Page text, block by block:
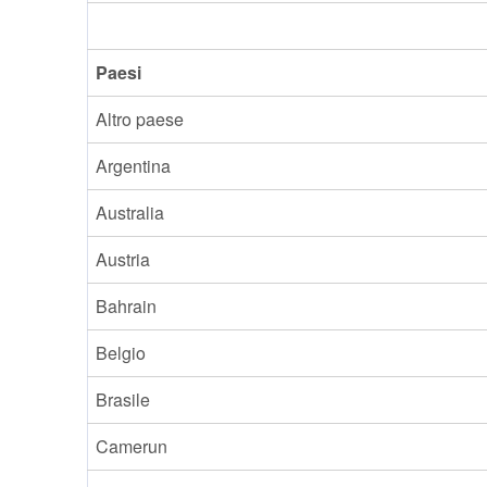
Paesi
Altro paese
Argentina
Australia
Austria
Bahrain
Belgio
Brasile
Camerun